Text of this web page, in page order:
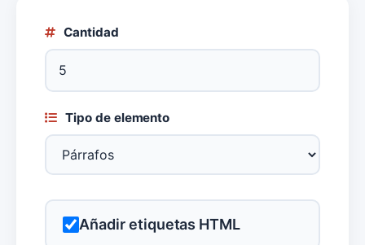
Cantidad
Tipo de elemento
Añadir etiquetas HTML